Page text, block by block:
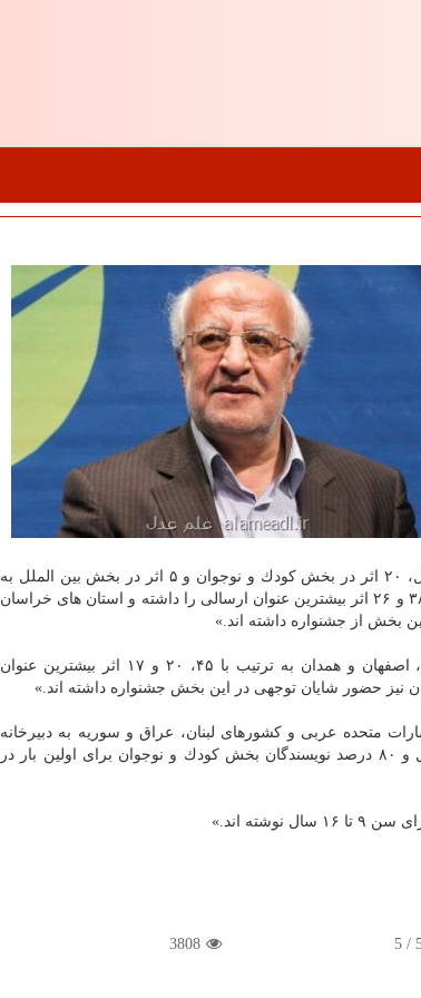
وی ادامه داد: «از میان این آثار در مرحله اول داوری ۶۵ اثر در بخش بزرگسال، ۲۰ اثر در بخش كودك و نوجوان و ۵ اثر در بخش بین الملل به
مرحله نهایی راه یافتند، در بخش بزرگسال استان های تهران و قم به ترتیب با ۳۸ و ۲۶ اثر بیشترین عنوان ارسالی را داشته و استان های خراسان
بخش از جشنواره داشته اند.»
اشعری اظهار داشت: «دربخش كودك و نوجوان، استان های آذربایجان غربی، اصفهان و همدان به ترتیب با ۴۵، ۲۰ و ۱۷ اثر بیشترین عنوان
نیز حضور شایان توجهی در این بخش جشنواره داشته اند.»
متحده عربی و كشورهای لبنان، عراق و سوریه به دبیرخانه
جشنواره ارسال شده است. در این دوره ۷۰ درصد نویسندگان بخش بزرگسال و ۸۰ درصد نویسندگان بخش كودك و نوجوان برای اولین بار در
/
5
3808